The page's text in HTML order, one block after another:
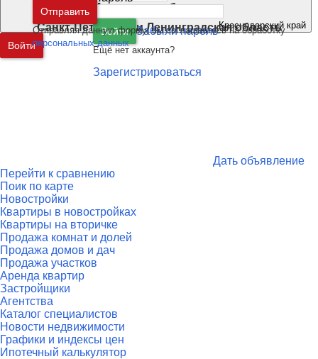
Краснодарский край
Войти
Дать объявление
Перейти к сравнению
Поик по карте
Новостройки
Квартиры в новостройках
Квартиры на вторичке
Продажа комнат и долей
Продажа домов и дач
Продажа участков
Аренда квартир
Застройщики
Агентства
Каталог специалистов
Новости недвижимости
Графики и индексы цен
Ипотечный калькулятор
Москва и
Московская область
Санкт-Петербург иЛенинградская область
Войти Забыли пароль
Ещё нет аккаунта?
Зарегистрироваться
Отправить
Отправляя данную форму, вы соглашаетесь на обработку
персональных данных